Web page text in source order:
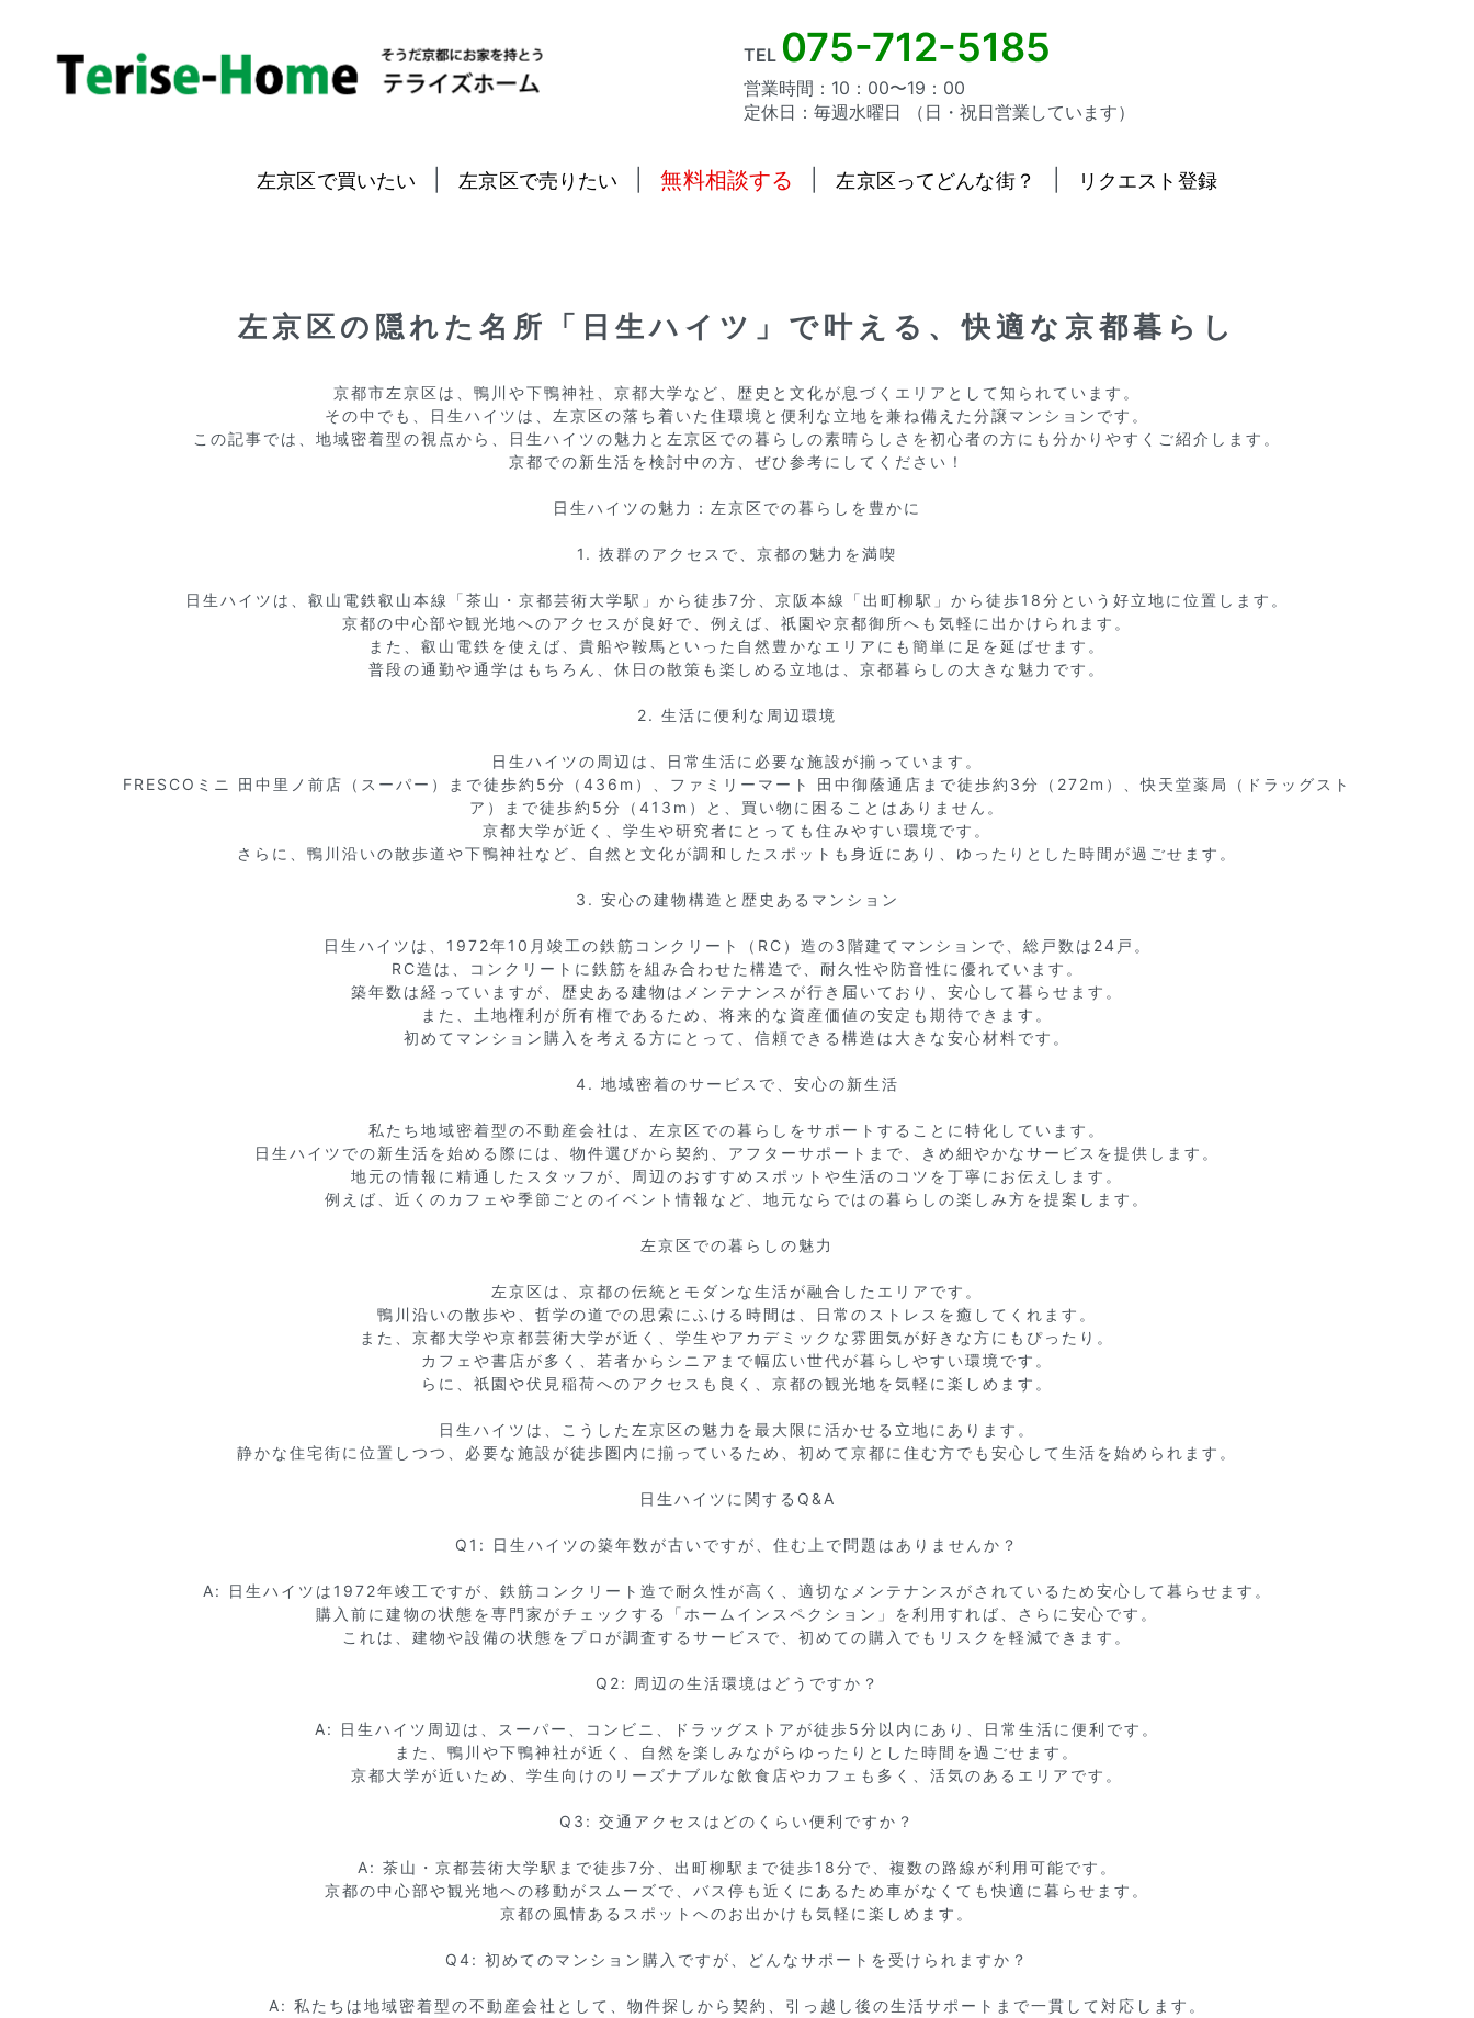
TEL 075-712-5185
営業時間：10：00〜19：00
定休日：毎週水曜日 （日・祝日営業しています）
左京区で買いたい 左京区で売りたい 無料相談する 左京区ってどんな街？ リクエスト登録
左京区の隠れた名所「日生ハイツ」で叶える、快適な京都暮らし
京都市左京区は、鴨川や下鴨神社、京都大学など、歴史と文化が息づくエリアとして知られています。
その中でも、日生ハイツは、左京区の落ち着いた住環境と便利な立地を兼ね備えた分譲マンションです。
この記事では、地域密着型の視点から、日生ハイツの魅力と左京区での暮らしの素晴らしさを初心者の方にも分かりやすくご紹介します。
京都での新生活を検討中の方、ぜひ参考にしてください！
日生ハイツの魅力：左京区での暮らしを豊かに
1. 抜群のアクセスで、京都の魅力を満喫
日生ハイツは、叡山電鉄叡山本線「茶山・京都芸術大学駅」から徒歩7分、京阪本線「出町柳駅」から徒歩18分という好立地に位置します。
京都の中心部や観光地へのアクセスが良好で、例えば、祇園や京都御所へも気軽に出かけられます。
また、叡山電鉄を使えば、貴船や鞍馬といった自然豊かなエリアにも簡単に足を延ばせます。
普段の通勤や通学はもちろん、休日の散策も楽しめる立地は、京都暮らしの大きな魅力です。
2. 生活に便利な周辺環境
日生ハイツの周辺は、日常生活に必要な施設が揃っています。
FRESCOミニ 田中里ノ前店（スーパー）まで徒歩約5分（436m）、ファミリーマート 田中御蔭通店まで徒歩約3分（272m）、快天堂薬局（ドラッグスト
ア）まで徒歩約5分（413m）と、買い物に困ることはありません。
京都大学が近く、学生や研究者にとっても住みやすい環境です。
さらに、鴨川沿いの散歩道や下鴨神社など、自然と文化が調和したスポットも身近にあり、ゆったりとした時間が過ごせます。
3. 安心の建物構造と歴史あるマンション
日生ハイツは、1972年10月竣工の鉄筋コンクリート（RC）造の3階建てマンションで、総戸数は24戸。
RC造は、コンクリートに鉄筋を組み合わせた構造で、耐久性や防音性に優れています。
築年数は経っていますが、歴史ある建物はメンテナンスが行き届いており、安心して暮らせます。
また、土地権利が所有権であるため、将来的な資産価値の安定も期待できます。
初めてマンション購入を考える方にとって、信頼できる構造は大きな安心材料です。
4. 地域密着のサービスで、安心の新生活
私たち地域密着型の不動産会社は、左京区での暮らしをサポートすることに特化しています。
日生ハイツでの新生活を始める際には、物件選びから契約、アフターサポートまで、きめ細やかなサービスを提供します。
地元の情報に精通したスタッフが、周辺のおすすめスポットや生活のコツを丁寧にお伝えします。
例えば、近くのカフェや季節ごとのイベント情報など、地元ならではの暮らしの楽しみ方を提案します。
左京区での暮らしの魅力
左京区は、京都の伝統とモダンな生活が融合したエリアです。
鴨川沿いの散歩や、哲学の道での思索にふける時間は、日常のストレスを癒してくれます。
また、京都大学や京都芸術大学が近く、学生やアカデミックな雰囲気が好きな方にもぴったり。
カフェや書店が多く、若者からシニアまで幅広い世代が暮らしやすい環境です。
らに、祇園や伏見稲荷へのアクセスも良く、京都の観光地を気軽に楽しめます。
日生ハイツは、こうした左京区の魅力を最大限に活かせる立地にあります。
静かな住宅街に位置しつつ、必要な施設が徒歩圏内に揃っているため、初めて京都に住む方でも安心して生活を始められます。
日生ハイツに関するQ&A
Q1: 日生ハイツの築年数が古いですが、住む上で問題はありませんか？
A: 日生ハイツは1972年竣工ですが、鉄筋コンクリート造で耐久性が高く、適切なメンテナンスがされているため安心して暮らせます。
購入前に建物の状態を専門家がチェックする「ホームインスペクション」を利用すれば、さらに安心です。
これは、建物や設備の状態をプロが調査するサービスで、初めての購入でもリスクを軽減できます。
Q2: 周辺の生活環境はどうですか？
A: 日生ハイツ周辺は、スーパー、コンビニ、ドラッグストアが徒歩5分以内にあり、日常生活に便利です。
また、鴨川や下鴨神社が近く、自然を楽しみながらゆったりとした時間を過ごせます。
京都大学が近いため、学生向けのリーズナブルな飲食店やカフェも多く、活気のあるエリアです。
Q3: 交通アクセスはどのくらい便利ですか？
A: 茶山・京都芸術大学駅まで徒歩7分、出町柳駅まで徒歩18分で、複数の路線が利用可能です。
京都の中心部や観光地への移動がスムーズで、バス停も近くにあるため車がなくても快適に暮らせます。
京都の風情あるスポットへのお出かけも気軽に楽しめます。
Q4: 初めてのマンション購入ですが、どんなサポートを受けられますか？
A: 私たちは地域密着型の不動産会社として、物件探しから契約、引っ越し後の生活サポートまで一貫して対応します。